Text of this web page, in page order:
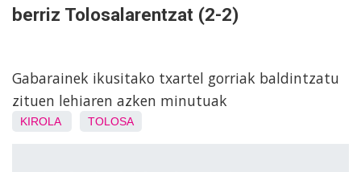
berriz Tolosalarentzat (2-2)
Gabarainek ikusitako txartel gorriak baldintzatu
zituen lehiaren azken minutuak
KIROLA TOLOSA